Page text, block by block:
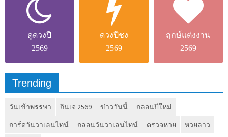
ดูดวงปี
2569
ดวงปีชง
2569
ฤกษ์แต่งงาน
2569
Trending
วันเข้าพรรษา กินเจ 2569 ข่าววันนี้
กลอนปีใหม่
การ์ดวันวาเลนไทน์
กลอนวันวาเลนไทน์ ตรวจหวย หวยลาว